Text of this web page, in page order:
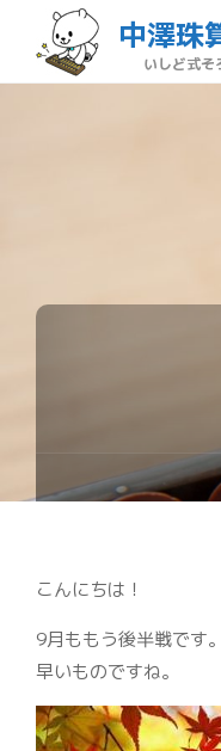
中澤珠
いしど式そ
こんにちは！
9月ももう後半戦です。
早いものですね。